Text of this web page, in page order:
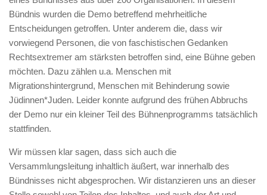
Bündnis wurden die Demo betreffend mehrheitliche
Entscheidungen getroffen. Unter anderem die, dass wir
vorwiegend Personen, die von faschistischen Gedanken
Rechtsextremer am stärksten betroffen sind, eine Bühne geben
möchten. Dazu zählen u.a. Menschen mit
Migrationshintergrund, Menschen mit Behinderung sowie
Jüdinnen*Juden. Leider konnte aufgrund des frühen Abbruchs
der Demo nur ein kleiner Teil des Bühnenprogramms tatsächlich
stattfinden.
Wir müssen klar sagen, dass sich auch die
Versammlungsleitung inhaltlich äußert, war innerhalb des
Bündnisses nicht abgesprochen. Wir distanzieren uns an dieser